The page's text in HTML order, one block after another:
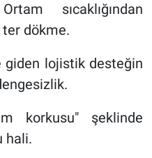
sıcaklığından
ter dökme.
giden lojistik desteğin
korkusu" şeklinde
hali.